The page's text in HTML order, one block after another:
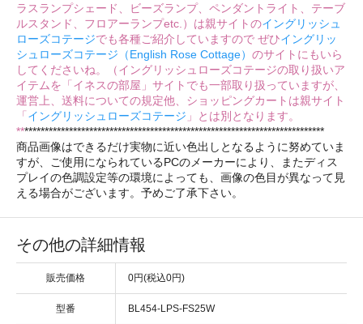
ラスランプシェード、ビーズランプ、ペンダントライト、テーブ
ルスタンド、フロアーランプetc.）は親サイトのイングリッシュ
ローズコテージでも各種ご紹介していますので ぜひイングリッ
シュローズコテージ（English Rose Cottage） のサイトにもいら
してくださいね。（イングリッシュローズコテージの取り扱いア
イテムを「イネスの部屋」サイトでも一部取り扱っていますが、
運営上、送料についての規定他、ショッピングカートは親サイト
「 イングリッシュローズコテージ 」とは別となります。
****************************************************************************
商品画像はできるだけ実物に近い色出しとなるように努めていま
すが、ご使用になられているPCのメーカーにより、またディス
プレイの色調設定等の環境によっても、画像の色目が異なって見
える場合がございます。予めご了承下さい。
その他の詳細情報
販売価格 0円(税込0円)
型番 BL454-LPS-FS25W